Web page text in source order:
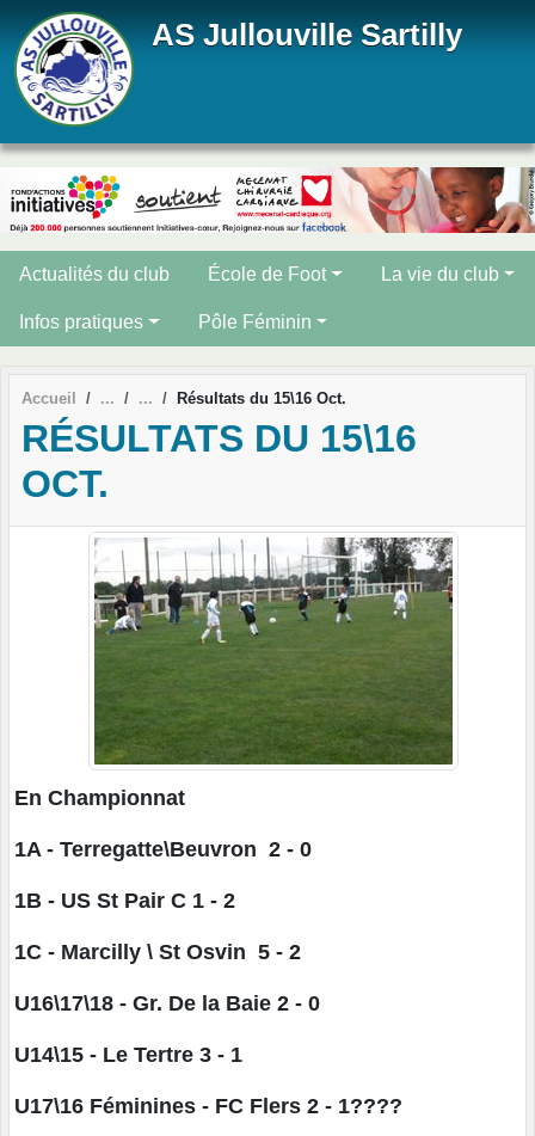
AS Jullouville Sartilly
Actualités du club École de Foot La vie du club
Infos pratiques Pôle Féminin
Accueil Résultats du 15\16 Oct.
RÉSULTATS DU 15\16
OCT.
En Championnat
1A - Terregatte\Beuvron 2 - 0
1B - US St Pair C 1 - 2
1C - Marcilly \ St Osvin 5 - 2
U16\17\18 - Gr. De la Baie 2 - 0
U14\15 - Le Tertre 3 - 1
U17\16 Féminines - FC Flers 2 - 1????
Panneau de gestion des cookies